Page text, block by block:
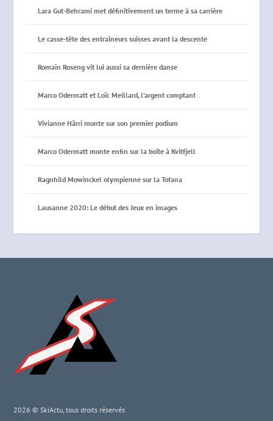
Lara Gut-Behrami met définitivement un terme à sa carrière
Le casse-tête des entraîneurs suisses avant la descente
Romain Roseng vit lui aussi sa dernière danse
Marco Odermatt et Loïc Meillard, l’argent comptant
Vivianne Härri monte sur son premier podium
Marco Odermatt monte enfin sur la boîte à Kvitfjell
Ragnhild Mowinckel olympienne sur la Tofana
Lausanne 2020: Le début des Jeux en images
2026 © SkiActu, tous droits réservés